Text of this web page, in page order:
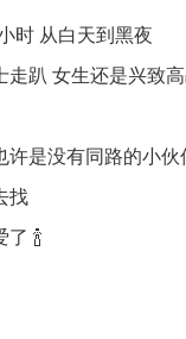
时 从白天到黑夜
趴 女生还是兴致
是没有同路的小
找
🍾